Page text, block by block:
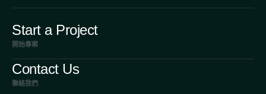
Start a Project
開始專案
Contact Us
聯絡我們